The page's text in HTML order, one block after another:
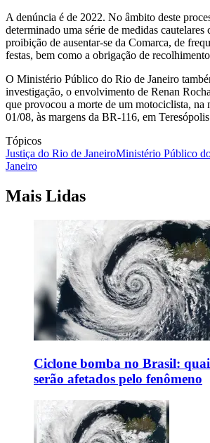
A denúncia é de 2022. No âmbito deste
determinado uma série de medidas cautelares
proibição de ausentar-se da Comarca, de
festas, bem como a obrigação de
O Ministério Público do Rio de Janeiro
investigação, o envolvimento de Renan
que provocou a morte de um motociclista, na
01/08, às margens da BR-116, em
Tópicos
Justiça do Rio de JaneiroMinistério Público
Janeiro
Mais Lidas
Ciclone bomba no Brasil:
serão afetados pelo fenômeno